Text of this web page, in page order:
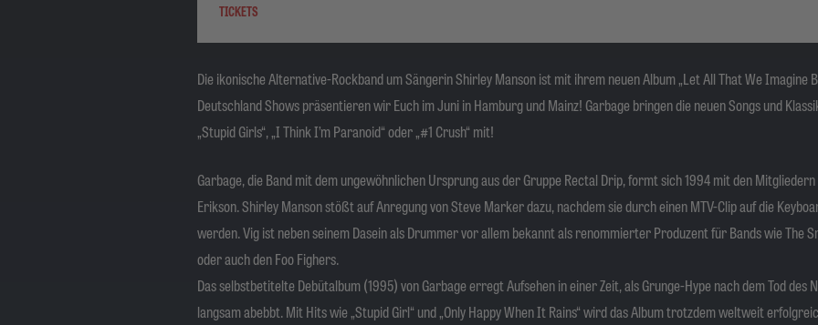
TICKETS
Die ikonische Alternative-Rockband um Sängerin Shirley Manson ist mit ihrem neuen Album „Let All That We Imagine
Deutschland Shows präsentieren wir Euch im Juni in Hamburg und Mainz! Garbage bringen die neuen Songs und
„Stupid Girls“, „I Think I’m Paranoid“ oder „#1 Crush“ mit!
Garbage, die Band mit dem ungewöhnlichen Ursprung aus der Gruppe Rectal Drip, formt sich 1994 mit den
Erikson. Shirley Manson stößt auf Anregung von Steve Marker dazu, nachdem sie durch einen MTV-Clip auf die
werden. Vig ist neben seinem Dasein als Drummer vor allem bekannt als renommierter Produzent für Bands wie The
oder auch den Foo Fighers.
Das selbstbetitelte Debütalbum (1995) von Garbage erregt Aufsehen in einer Zeit, als Grunge-Hype nach dem Tod
langsam abebbt. Mit Hits wie „Stupid Girl“ und „Only Happy When It Rains“ wird das Album trotzdem weltweit